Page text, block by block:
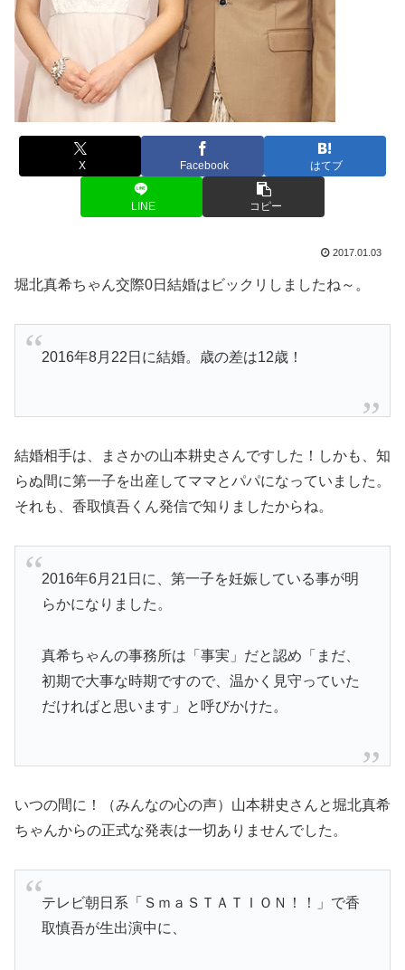
X Facebook はてブ
LINE コピー
2017.01.03
堀北真希ちゃん交際0日結婚はビックリしましたね～。
2016年8月22日に結婚。歳の差は12歳！
結婚相手は、まさかの山本耕史さんですした！しかも、知
らぬ間に第一子を出産してママとパパになっていました。
それも、香取慎吾くん発信で知りましたからね。
2016年6月21日に、第一子を妊娠している事が明
らかになりました。
真希ちゃんの事務所は「事実」だと認め「まだ、
初期で大事な時期ですので、温かく見守っていた
だければと思います」と呼びかけた。
いつの間に！（みんなの心の声）山本耕史さんと堀北真希
ちゃんからの正式な発表は一切ありませんでした。
テレビ朝日系「ＳｍａＳＴＡＴＩＯＮ！！」で香
取慎吾が生出演中に、